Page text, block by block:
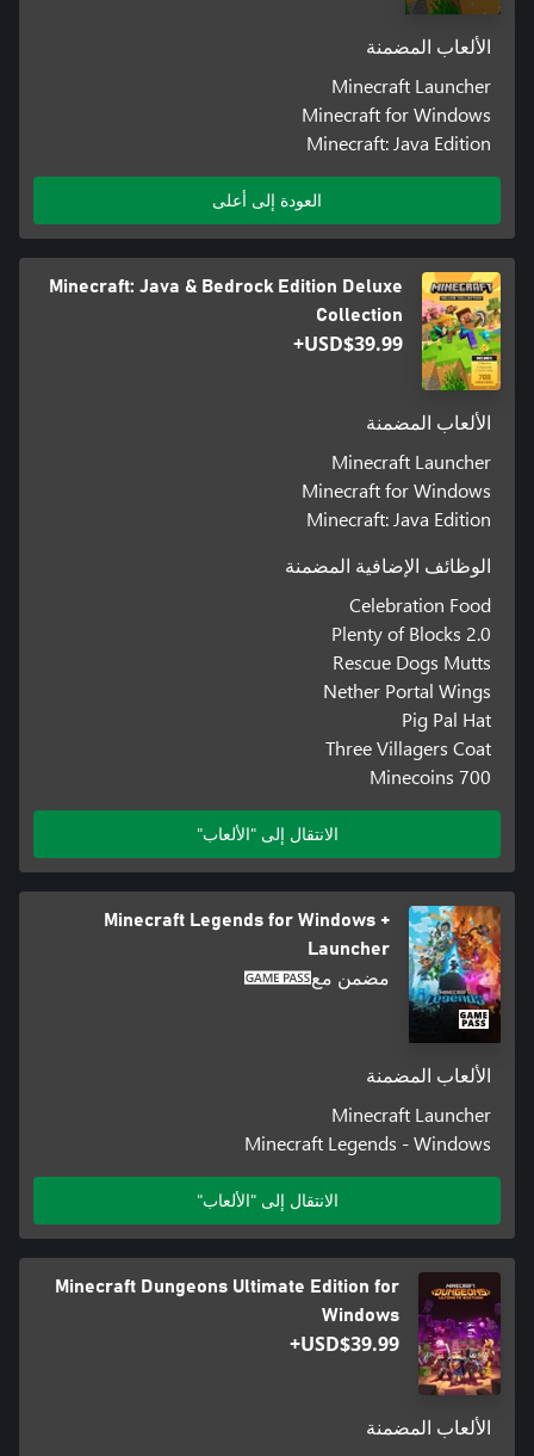
الألعاب المضمنة
Minecraft Launcher
Minecraft for Windows
Minecraft: Java Edition
العودة إلى أعلى
Minecraft: Java & Bedrock Edition Deluxe
Collection
USD$39.99+
الألعاب المضمنة
Minecraft Launcher
Minecraft for Windows
Minecraft: Java Edition
الوظائف الإضافية المضمنة
Celebration Food
Plenty of Blocks 2.0
Rescue Dogs Mutts
Nether Portal Wings
Pig Pal Hat
Three Villagers Coat
700 Minecoins
الانتقال إلى "الألعاب"
Minecraft Legends for Windows +
Launcher
مضمن مع
الألعاب المضمنة
Minecraft Launcher
Minecraft Legends - Windows
الانتقال إلى "الألعاب"
Minecraft Dungeons Ultimate Edition for
Windows
USD$39.99+
الألعاب المضمنة